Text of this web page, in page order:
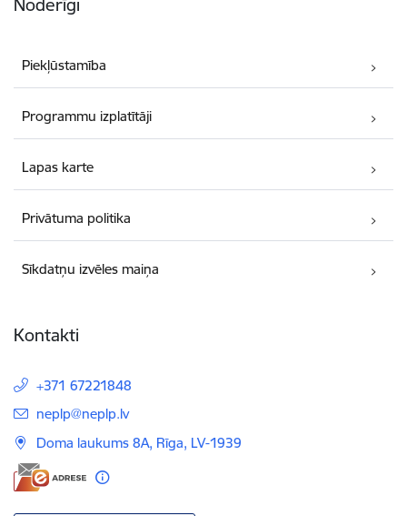
Noderīgi
Piekļūstamība
Programmu izplatītāji
Lapas karte
Privātuma politika
Sīkdatņu izvēles maiņa
Kontakti
+371 67221848
E-pasts:
neplp@neplp.lv
Doma laukums 8A, Rīga, LV-1939